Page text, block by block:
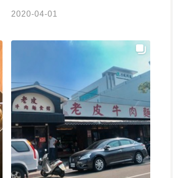
沒有什麼特色，炒飯不夠香！滷豆腐沒味
而成的湯底，不是我喜歡的那種，牛肉部
位也不是我喜歡的，炒飯也不夠香，但是
飯粒粒分明可以接受，小菜除了多樣以外
沒什麼特別有記憶點的，但店裡人氣很
旺，是可以來踏踏的店～吃免費豆花。
2020-04-01